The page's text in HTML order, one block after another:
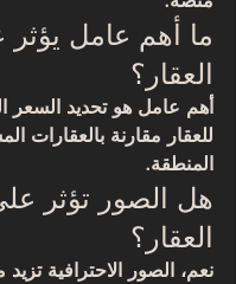
ما أهم عامل يؤثر
العقار؟
أهم عامل هو تحديد السعر
للعقار مقارنة بالعقارات
المنطقة.
هل الصور تؤثر
العقار؟
نعم، الصور الاحترافية